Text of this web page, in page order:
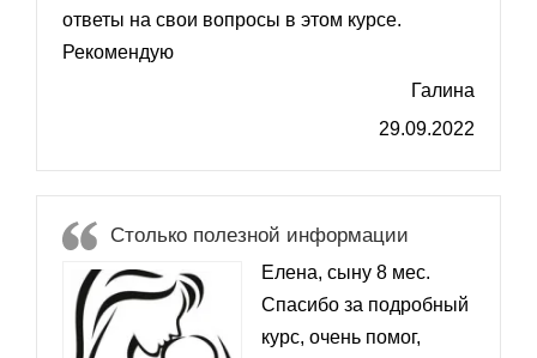
ответы на свои вопросы в этом курсе.
Рекомендую
Галина
29.09.2022
Столько полезной информации
Елена, сыну 8 мес.
Спасибо за подробный
курс, очень помог,